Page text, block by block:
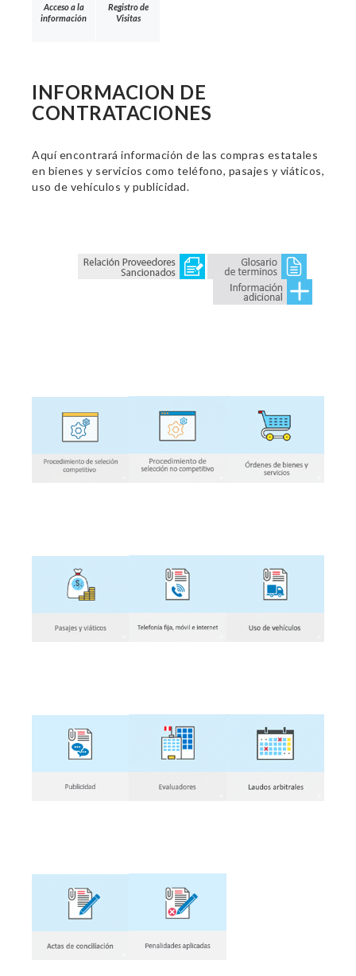
Acceso a la
información
Registro de
Visitas
INFORMACION DE
CONTRATACIONES
Aquí encontrará información de las compras estatales
en bienes y servicios como teléfono, pasajes y viáticos,
uso de vehículos y publicidad.